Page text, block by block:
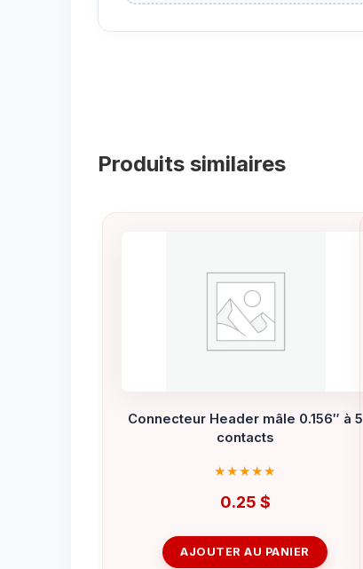
Produits similaires
Connecteur Header mâle 0.156″ à 5
contacts
0.25 $
AJOUTER AU PANIER